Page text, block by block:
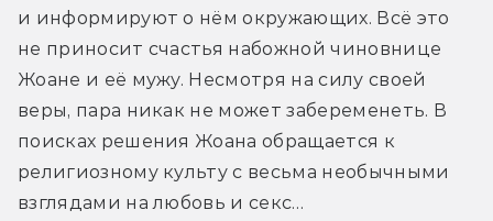
и информируют о нём окружающих. Всё это
не приносит счастья набожной чиновнице
Жоане и её мужу. Несмотря на силу своей
веры, пара никак не может забеременеть. В
поисках решения Жоана обращается к
религиозному культу с весьма необычными
взглядами на любовь и секс…